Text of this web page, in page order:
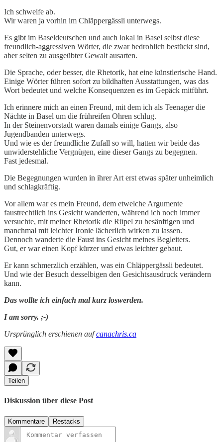
Ich schweife ab.
Wir waren ja vorhin im Chläppergässli unterwegs.
Es gibt im Baseldeutschen und auch lokal in Basel selbst diese
freundlich-aggressiven Wörter, die zwar bedrohlich bestückt sind,
aber selten zu ausgeübter Gewalt ausarten.
Die Sprache, oder besser, die Rhetorik, hat eine künstlerische Hand.
Einige Wörter führen sofort zu bildhaften Ausstattungen, was das
Wort bedeutet und welche Konsequenzen es im Gepäck mitführt.
Ich erinnere mich an einen Freund, mit dem ich als Teenager die
Nächte in Basel um die frühreifen Ohren schlug.
In der Steinenvorstadt waren damals einige Gangs, also
Jugendbanden unterwegs.
Und wie es der freundliche Zufall so will, hatten wir beide das
unwiderstehliche Vergnügen, eine dieser Gangs zu begegnen.
Fast jedesmal.
Die Begegnungen wurden in ihrer Art erst etwas später unheimlich
und schlagkräftig.
Vor allem war es mein Freund, dem etwelche Argumente
faustrechtlich ins Gesicht wanderten, während ich noch immer
versuchte, mit meiner Rhetorik die Rüpel zu besänftigen und
manchmal mit leichter Ironie lächerlich wirken zu lassen.
Dennoch wanderte die Faust ins Gesicht meines Begleiters.
Gut, er war einen Kopf kürzer und etwas leichter gebaut.
Er kann schmerzlich erzählen, was ein Chläppergässli bedeutet.
Und wie der Besuch desselbigen den Gesichtsausdruck verändern
kann.
Das wollte ich einfach mal kurz loswerden.
I am sorry. ;-)
Ursprünglich erschienen aufcanachris.ca
Teilen
Diskussion über diese Post
Kommentare Restacks